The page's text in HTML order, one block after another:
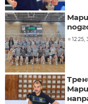
12:25,